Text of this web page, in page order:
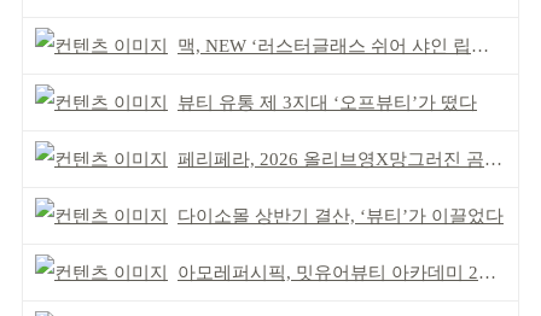
맥, NEW ‘러스터글래스 쉬어 샤인 립스틱’ 출시
뷰티 유통 제 3지대 ‘오프뷰티’가 떴다
페리페라, 2026 올리브영X망그러진 곰 콜라보
다이소몰 상반기 결산, ‘뷰티’가 이끌었다
아모레퍼시픽, 밋유어뷰티 아카데미 2기 발대식